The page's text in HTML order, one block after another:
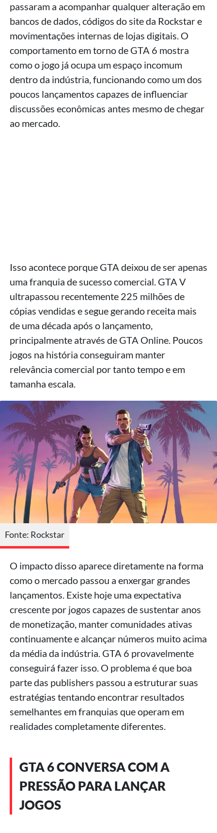
passaram a acompanhar qualquer alteração em
bancos de dados, códigos do site da Rockstar e
movimentações internas de lojas digitais. O
comportamento em torno de GTA 6 mostra
como o jogo já ocupa um espaço incomum
dentro da indústria, funcionando como um dos
poucos lançamentos capazes de influenciar
discussões econômicas antes mesmo de chegar
ao mercado.
Isso acontece porque GTA deixou de ser apenas
uma franquia de sucesso comercial. GTA V
ultrapassou recentemente 225 milhões de
cópias vendidas e segue gerando receita mais
de uma década após o lançamento,
principalmente através de GTA Online. Poucos
jogos na história conseguiram manter
relevância comercial por tanto tempo e em
tamanha escala.
Fonte: Rockstar
O impacto disso aparece diretamente na forma
como o mercado passou a enxergar grandes
lançamentos. Existe hoje uma expectativa
crescente por jogos capazes de sustentar anos
de monetização, manter comunidades ativas
continuamente e alcançar números muito acima
da média da indústria. GTA 6 provavelmente
conseguirá fazer isso. O problema é que boa
parte das publishers passou a estruturar suas
estratégias tentando encontrar resultados
semelhantes em franquias que operam em
realidades completamente diferentes.
GTA 6 CONVERSA COM A
PRESSÃO PARA LANÇAR
JOGOS